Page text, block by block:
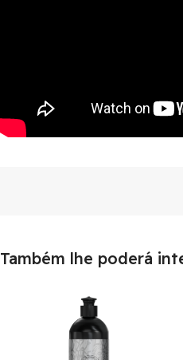
Também lhe poderá